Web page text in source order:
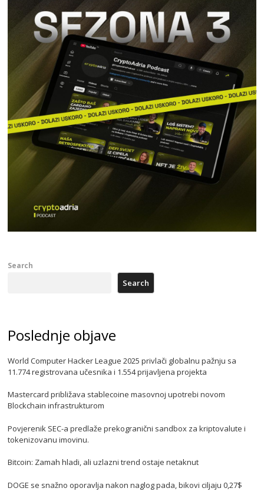
Search
Search
Poslednje objave
World Computer Hacker League 2025 privlači globalnu pažnju sa
11.774 registrovana učesnika i 1.554 prijavljena projekta
Mastercard približava stablecoine masovnoj upotrebi novom
Blockchain infrastrukturom
Povjerenik SEC-a predlaže prekogranični sandbox za kriptovalute i
tokenizovanu imovinu.
Bitcoin: Zamah hladi, ali uzlazni trend ostaje netaknut
DOGE se snažno oporavlja nakon naglog pada, bikovi ciljaju 0,27$